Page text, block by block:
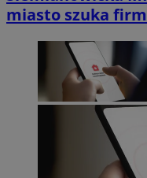
miasto szuka